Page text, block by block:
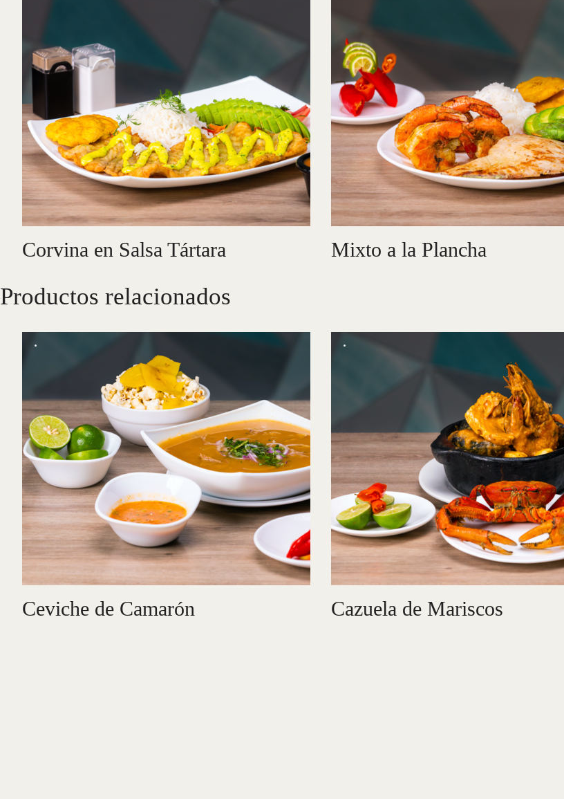
Corvina en Salsa Tártara Mixto a la Plancha
Productos relacionados
Ceviche de Camarón Cazuela de Mariscos